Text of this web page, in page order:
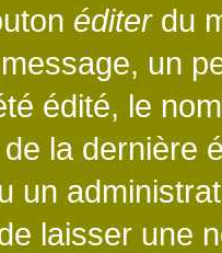
éditerdu
un
édité, le
de la dernière
un
laisser une